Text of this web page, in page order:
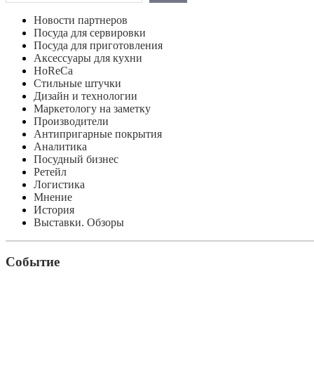
Новости партнеров
Посуда для сервировки
Посуда для приготовления
Аксессуары для кухни
HoReCa
Стильные штучки
Дизайн и технологии
Маркетологу на заметку
Производители
Антипригарные покрытия
Аналитика
Посудный бизнес
Ретейл
Логистика
Мнение
История
Выставки. Обзоры
Событие